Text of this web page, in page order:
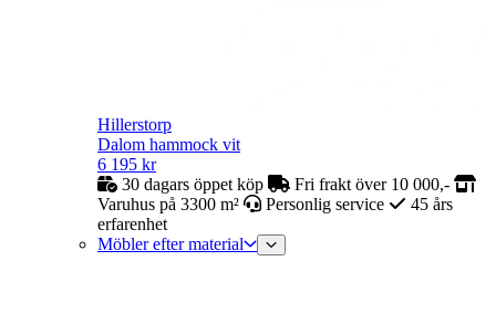
Hillerstorp
Dalom hammock vit
6 195 kr
30 dagars öppet köp
Fri frakt över 10 000,-
Varuhus på 3300 m²
Personlig service
45 års
erfarenhet
Möbler efter material